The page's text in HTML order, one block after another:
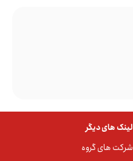
لینک های دیگر
شرکت های گروه